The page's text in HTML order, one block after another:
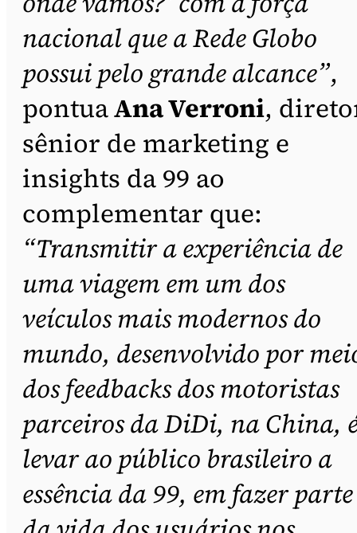
nacional que a Rede Globo
possui pelo grande alcance”,
pontuaAna Verroni,
sênior de marketing e
insights da 99 ao
complementar que:
“Transmitir a experiência de
uma viagem em um dos
veículos mais modernos do
mundo, desenvolvido por
dos feedbacks dos motoristas
parceiros da DiDi, na China,
levar ao público brasileiro a
essência da 99, em fazer parte